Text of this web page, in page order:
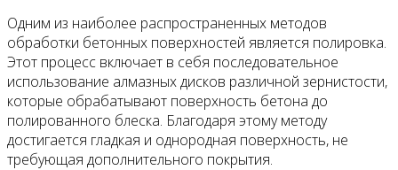
Одним из наиболее распространенных методов
обработки бетонных поверхностей является полировка.
Этот процесс включает в себя последовательное
использование алмазных дисков различной зернистости,
которые обрабатывают поверхность бетона до
полированного блеска. Благодаря этому методу
достигается гладкая и однородная поверхность, не
требующая дополнительного покрытия.